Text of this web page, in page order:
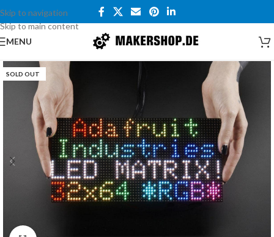
Skip to navigation
Skip to main content
MENU
SOLD OUT